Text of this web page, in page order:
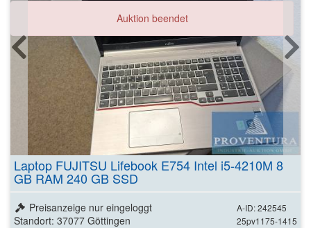
Auktion beendet
Laptop FUJITSU Lifebook E754 Intel i5-4210M 8
GB RAM 240 GB SSD
A-ID: 242545
25pv1175-1415
Preisanzeige nur eingeloggt
Standort: 37077 Göttingen